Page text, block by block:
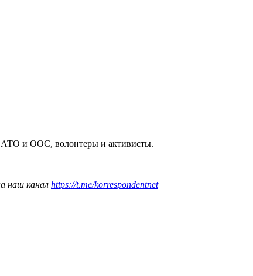
АТО и ООС, волонтеры и активисты.
наш канал https://t.me/korrespondentnet